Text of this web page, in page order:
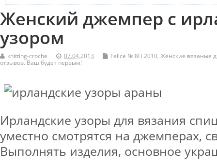
Женский джемпер с
узором
knitting-croche 07.04.2013 Felice № 8П 2010, Женские вязаные
отзывов. Ваш будет первым!
Ирландские узоры для вязания
уместно смотрятся на джемперах,
Выполнять изделия, основное